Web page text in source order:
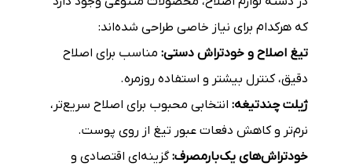
که هرکدام برای نیاز خاصی طراحی شده‌اند:
تیغ اصلاح و خودتراش دستی: مناسب برای اصلاح
دقیق، کنترل بیشتر و استفاده روزمره.
ژیلت چندتیغه: انتخابی محبوب برای اصلاح سریع‌تر،
نرم‌تر و کاهش دفعات عبور تیغ از روی پوست.
خودتراش‌های یک‌بارمصرف:گزینه‌ای اقتصادی و